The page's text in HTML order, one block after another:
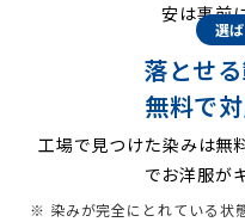
安は事前
選
落とせ
無料で
工場で見つけた染みは無
でお洋服が
※ 染みが完全にとれている状